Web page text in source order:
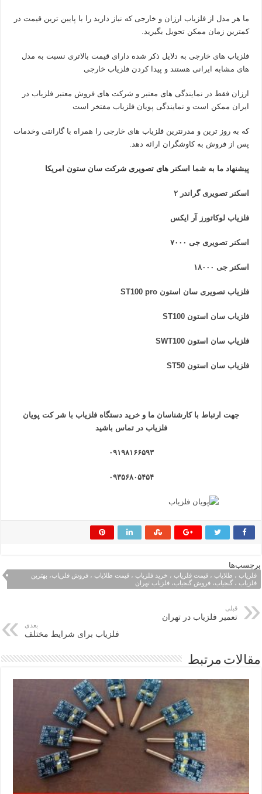
ما هر مدل از فلزیاب ارزان و خارجی که نیاز دارید را با پایین ترین قیمت در
کمترین زمان ممکن تحویل بگیرید.
فلزیاب های خارجی به دلایل ذکر شده دارای قیمت بالاتری نسبت به مدل
های مشابه ایرانی هستند و پیدا کردن فلزیاب خارجی
ارزان فقط در نمایندگی های معتبر و شرکت های فروش معتبر فلزیاب در
ایران ممکن است و نمایندگی پویان فلزیاب مفتخر است
که به روز ترین و مدرنترین فلزیاب های خارجی را همراه با گارانتی وخدمات
پس از فروش به کاوشگران ارائه دهد.
پیشنهاد ما به شما اسکنر های تصویری شرکت سان ستون امریکا
اسکنر تصویری گراندر ۲
فلزیاب لوکاتورز آر ایکس
اسکنر تصویری جی ۷۰۰۰
اسکنر جی ۱۸۰۰۰
فلزیاب تصویری سان استون ST100 pro
فلزیاب سان استون ST100
فلزیاب سان استون SWT100
فلزیاب سان استون ST50
جهت ارتباط با کارشناسان ما و خرید دستگاه فلزیاب با شر کت پویان
فلزیاب در تماس باشید
۰۹۱۹۸۱۶۶۵۹۳
۰۹۳۵۶۸۰۵۴۵۴
برچسب‌ها
فلزیاب ، طلایاب ، قیمت فلزیاب ، خرید فلزیاب ، قیمت طلایاب ، فروش فلزیاب، بهترین
فلزیاب ، گنجیاب، فروش گنجیاب، فلزیاب تهران
قبلی
تعمیر فلزیاب در تهران
بعدی
فلزیاب برای شرایط مختلف
مقالات مرتبط